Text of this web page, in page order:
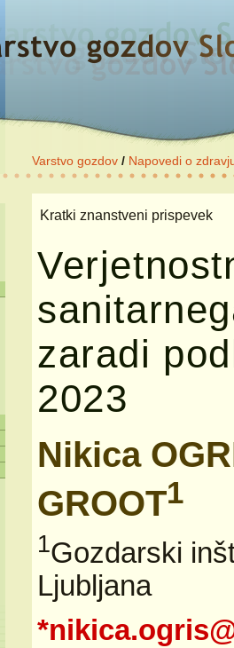
Varstvo gozdov / Napovedi o
Kratki znanstveni prispevek
zaradi
2023
Nikica
GROOT1
1Gozdarski
Ljubljana